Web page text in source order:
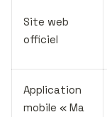
Site web
officiel
Application
mobile « Ma